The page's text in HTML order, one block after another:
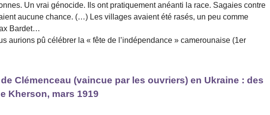
Un vrai génocide. Ils ont pratiquement anéanti la race. Sagaies contre
aucune chance. (…) Les villages avaient été rasés, un peu comme
Bardet…
aurions pû célébrer la « fête de l’indépendance » camerounaise (1er
Clémenceau (vaincue par les ouvriers) en Ukraine : des
Kherson, mars 1919